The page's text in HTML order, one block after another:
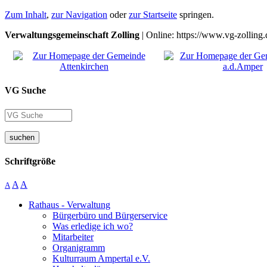
Zum Inhalt, zur Navigation oderzur Startseite springen.
Verwaltungsgemeinschaft Zolling | Online: https://www.vg-
VG Suche
suchen
Schriftgröße
A A A
Rathaus - Verwaltung
Bürgerbüro und Bürgerservice
Was erledige ich wo?
Mitarbeiter
Organigramm
Kulturraum Ampertal e.V.